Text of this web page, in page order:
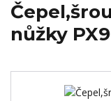
nůžky